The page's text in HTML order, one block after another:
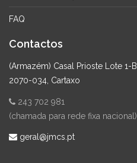
FAQ
Contactos
(Armazém) Casal Prioste Lote 1-B
2070-034, Cartaxo
243 702 981
(chamada para rede fixa nacional)
geral@jmcs.pt